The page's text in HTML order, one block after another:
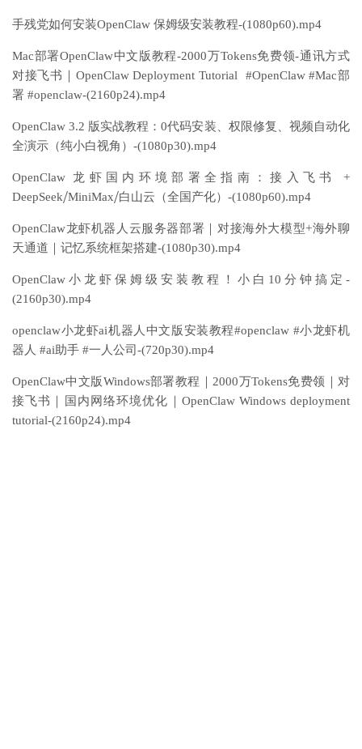
手残党如何安装OpenClaw 保姆级安装教程-(1080p60).mp4
Mac部署OpenClaw中文版教程-2000万Tokens免费领-通讯方式
对接飞书｜OpenClaw Deployment Tutorial #OpenClaw #Mac部
署 #openclaw-(2160p24).mp4
OpenClaw 3.2 版实战教程：0代码安装、权限修复、视频自动化
全演示（纯小白视角）-(1080p30).mp4
OpenClaw 龙虾国内环境部署全指南：接入飞书 +
DeepSeek⧸MiniMax⧸白山云（全国产化）-(1080p60).mp4
OpenClaw龙虾机器人云服务器部署｜对接海外大模型+海外聊
天通道｜记忆系统框架搭建-(1080p30).mp4
OpenClaw小龙虾保姆级安装教程！小白10分钟搞定-
(2160p30).mp4
openclaw小龙虾ai机器人中文版安装教程#openclaw #小龙虾机
器人 #ai助手 #一人公司-(720p30).mp4
OpenClaw中文版Windows部署教程｜2000万Tokens免费领｜对
接飞书｜国内网络环境优化｜OpenClaw Windows deployment
tutorial-(2160p24).mp4